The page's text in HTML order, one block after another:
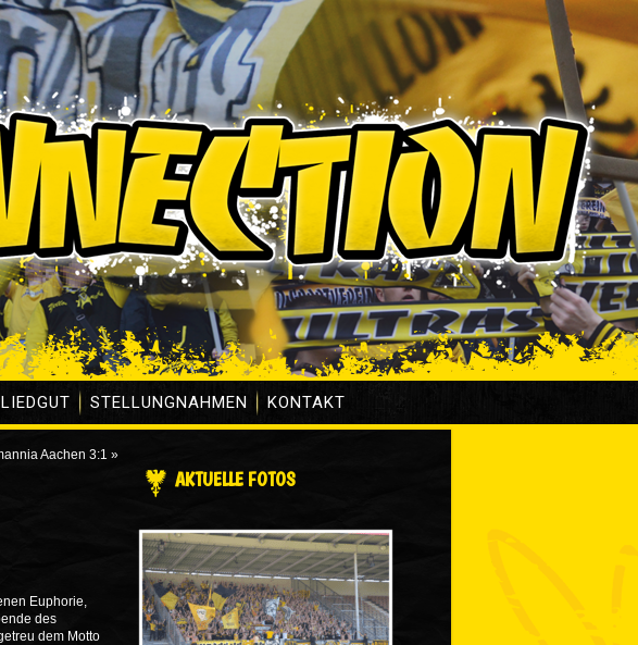
LIEDGUT STELLUNGNAHMEN KONTAKT
Aachen 3:1 »
Euphorie,
des
dem Motto
AKTUELLE FOTOS